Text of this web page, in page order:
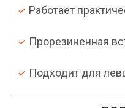
Работает
Прорезиненная
Подходит для